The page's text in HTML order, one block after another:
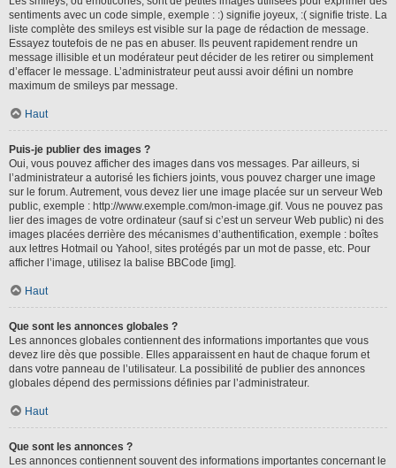
sentiments avec un code simple, exemple : :) signifie joyeux, :( signifie triste. La
liste complète des smileys est visible sur la page de rédaction de message.
Essayez toutefois de ne pas en abuser. Ils peuvent rapidement rendre un
message illisible et un modérateur peut décider de les retirer ou simplement
d’effacer le message. L’administrateur peut aussi avoir défini un nombre
maximum de smileys par message.
Haut
Puis-je publier des images ?
Oui, vous pouvez afficher des images dans vos messages. Par ailleurs, si
l’administrateur a autorisé les fichiers joints, vous pouvez charger une image
sur le forum. Autrement, vous devez lier une image placée sur un serveur Web
public, exemple : http://www.exemple.com/mon-image.gif. Vous ne pouvez pas
lier des images de votre ordinateur (sauf si c’est un serveur Web public) ni des
images placées derrière des mécanismes d’authentification, exemple : boîtes
aux lettres Hotmail ou Yahoo!, sites protégés par un mot de passe, etc. Pour
afficher l’image, utilisez la balise BBCode [img].
Haut
Que sont les annonces globales ?
Les annonces globales contiennent des informations importantes que vous
devez lire dès que possible. Elles apparaissent en haut de chaque forum et
dans votre panneau de l’utilisateur. La possibilité de publier des annonces
globales dépend des permissions définies par l’administrateur.
Haut
Que sont les annonces ?
Les annonces contiennent souvent des informations importantes concernant le